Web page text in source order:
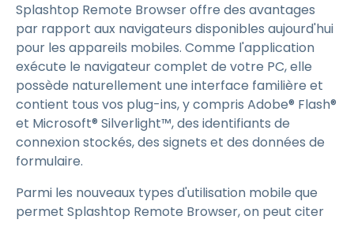
Splashtop Remote Browser offre des avantages
par rapport aux navigateurs disponibles aujourd'hui
pour les appareils mobiles. Comme l'application
exécute le navigateur complet de votre PC, elle
possède naturellement une interface familière et
contient tous vos plug-ins, y compris Adobe® Flash®
et Microsoft® Silverlight™, des identifiants de
connexion stockés, des signets et des données de
formulaire.
Parmi les nouveaux types d'utilisation mobile que
permet Splashtop Remote Browser, on peut citer